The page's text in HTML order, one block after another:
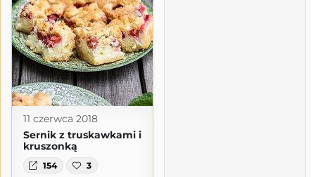
11 czerwca 2018
Sernik z truskawkami i
kruszonką
154 3